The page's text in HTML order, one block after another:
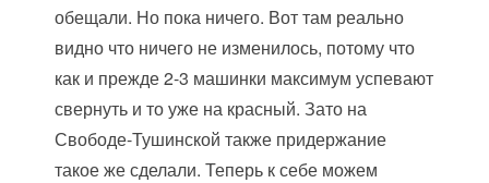
обещали. Но пока ничего. Вот там реально
видно что ничего не изменилось, потому что
как и прежде 2-3 машинки максимум успевают
свернуть и то уже на красный. Зато на
Свободе-Тушинской также придержание
такое же сделали. Теперь к себе можем